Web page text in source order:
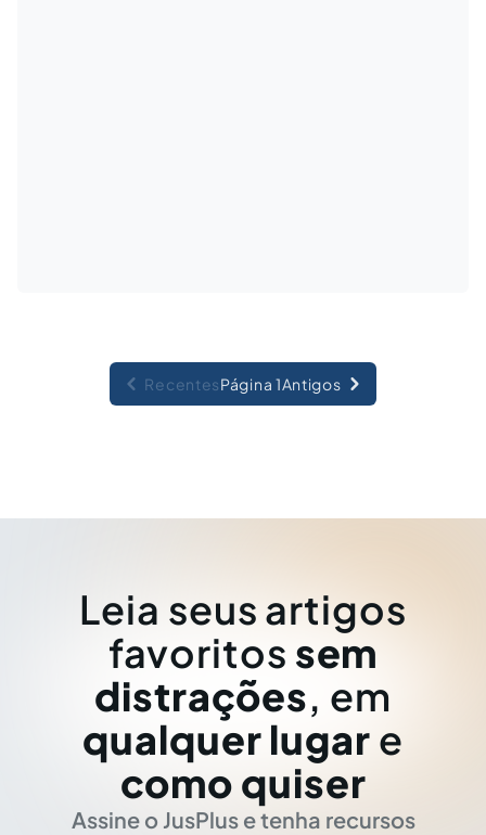
RecentesPágina 1Antigos
Leia seus artigos
favoritos sem
distrações, em
qualquer lugar e
como quiser
Assine o JusPlus e tenha recursos